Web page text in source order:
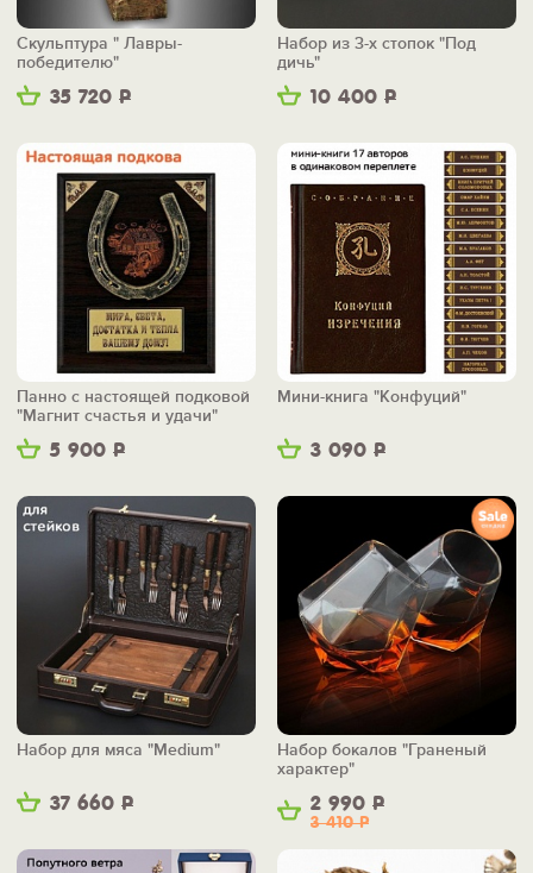
35 720 Р
Скульптура " Лавры-
победителю"
10 400 Р
Набор из 3-х стопок "Под
дичь"
5 900 Р
Панно с настоящей подковой
"Магнит счастья и удачи"
3 090 Р
Мини-книга "Конфуций"
37 660 Р
Набор для мяса "Medium"
2 990 Р
3 410Р
Набор бокалов "Граненый
характер"